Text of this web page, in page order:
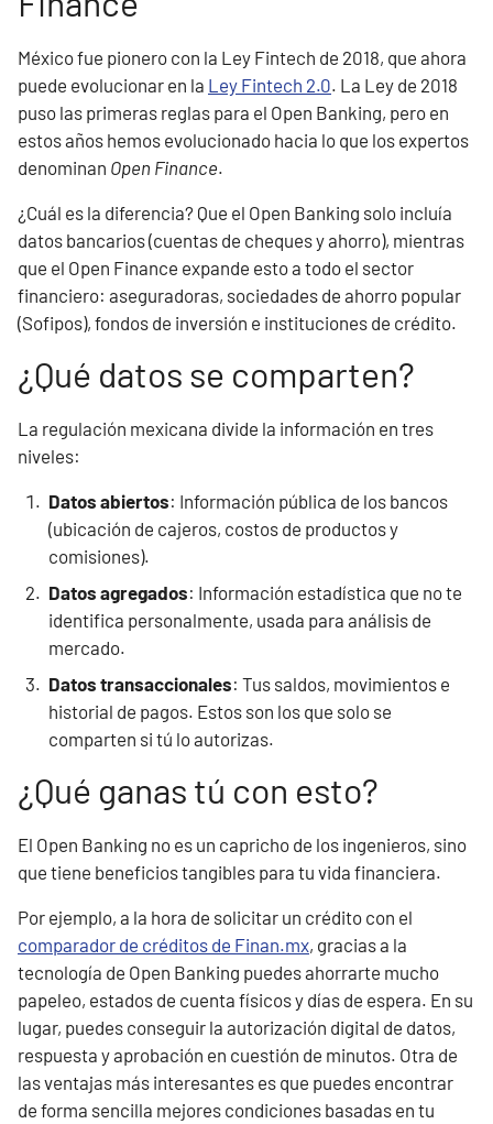
México fue pionero con la Ley Fintech de 2018, que ahora
puede evolucionar en la Ley Fintech 2.0. La Ley de 2018
puso las primeras reglas para el Open Banking, pero en
estos años hemos evolucionado hacia lo que los expertos
denominan Open Finance.
¿Cuál es la diferencia? Que el Open Banking solo incluía
datos bancarios (cuentas de cheques y ahorro), mientras
que el Open Finance expande esto a todo el sector
financiero: aseguradoras, sociedades de ahorro popular
(Sofipos), fondos de inversión e instituciones de crédito.
¿Qué datos se comparten?
La regulación mexicana divide la información en tres
niveles:
Datos abiertos: Información pública de los bancos
(ubicación de cajeros, costos de productos y
comisiones).
Datos agregados: Información estadística que no te
identifica personalmente, usada para análisis de
mercado.
Datos transaccionales: Tus saldos, movimientos e
historial de pagos. Estos son los que solo se
comparten si tú lo autorizas.
¿Qué ganas tú con esto?
El Open Banking no es un capricho de los ingenieros, sino
que tiene beneficios tangibles para tu vida financiera.
Por ejemplo, a la hora de solicitar un crédito con el
comparador de créditos de Finan.mx, gracias a la
tecnología de Open Banking puedes ahorrarte mucho
papeleo, estados de cuenta físicos y días de espera. En su
lugar, puedes conseguir la autorización digital de datos,
respuesta y aprobación en cuestión de minutos. Otra de
las ventajas más interesantes es que puedes encontrar
de forma sencilla mejores condiciones basadas en tu